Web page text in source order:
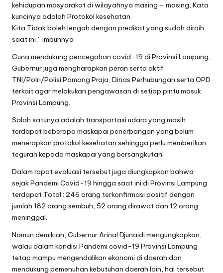
kehidupan masyarakat di wilayahnya masing – masing, Kata
kuncinya adalah Protokol kesehatan.
Kita Tidak boleh lengah dengan predikat yang sudah diraih
saat ini,” imbuhnya
Guna mendukung pencegahan covid-19 di Provinsi Lampung,
Gubernur juga mengharapkan peran serta aktif
TNI/Polri/Polisi Pamong Praja, Dinas Perhubungan serta OPD
terkait agar melakukan pengawasan di setiap pintu masuk
Provinsi Lampung.
Salah satunya adalah transportasi udara yang masih
terdapat beberapa maskapai penerbangan yang belum
menerapkan protokol kesehatan sehingga perlu memberikan
teguran kepada maskapai yang bersangkutan.
Dalam rapat evaluasi tersebut juga diungkapkan bahwa
sejak Pandemi Covid-19 hingga saat ini di Provinsi Lampung
terdapat Total : 246 orang terkonfirmasi positif dengan
jumlah 182 orang sembuh, 52 orang dirawat dan 12 orang
meninggal.
Namun demikian, Gubernur Arinal Djunaidi mengungkapkan,
walau dalam kondisi Pandemi covid-19 Provinsi Lampung
tetap mampu mengendalikan ekonomi di daerah dan
mendukung pemenuhan kebutuhan daerah lain, hal tersebut